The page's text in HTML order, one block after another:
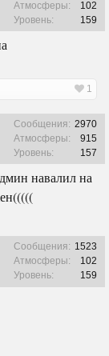
Атмосферы:
102
Уровень:
159
1
Сообщения: 2970
Атмосферы:
915
Уровень:
157
навалил на
Сообщения: 1523
Атмосферы:
102
Уровень:
159